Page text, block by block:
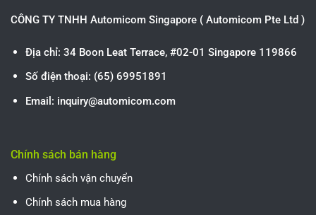
CÔNG TY TNHH Automicom Singapore ( Automicom Pte Ltd )
Địa chỉ: 34 Boon Leat Terrace, #02-01 Singapore 119866
Số điện thoại: (65) 69951891
Email: inquiry@automicom.com
Chính sách bán hàng
Chính sách vận chuyển
Chính sách mua hàng